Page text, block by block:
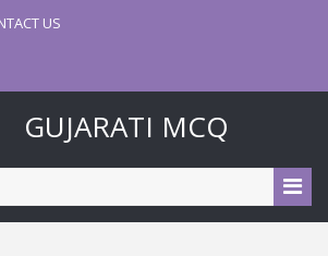
US
GUJARATI MCQ